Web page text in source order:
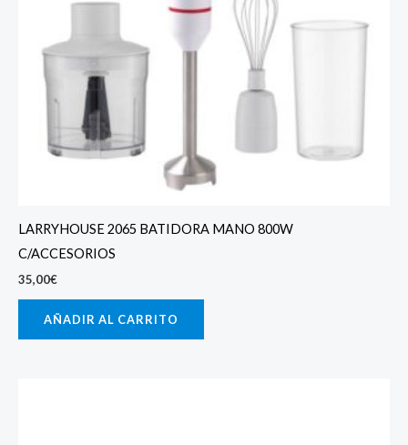
LARRYHOUSE 2065 BATIDORA MANO 800W
C/ACCESORIOS
35,00€
AÑADIR AL CARRITO